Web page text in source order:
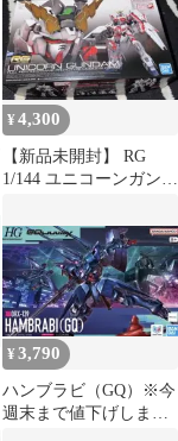
¥4,300
【新品未開封】 RG
1/144 ユニコーンガンダ
¥3,790
ハンブラビ（GQ）※今
週末まで値下げしま